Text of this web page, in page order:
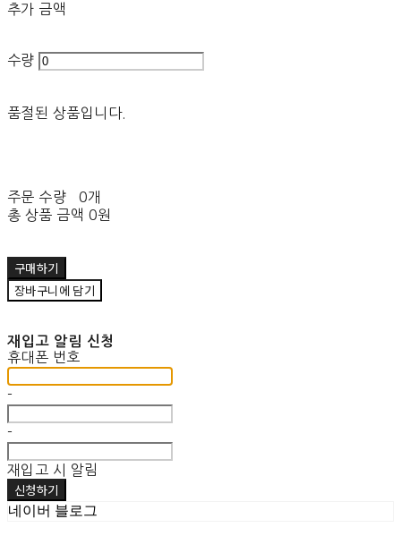
추가 금액
수량
품절된 상품입니다.
주문 수량
0개
총 상품 금액 0원
구매하기
장바구니에 담기
재입고 알림 신청
휴대폰 번호
-
-
재입고 시 알림
신청하기
네이버 블로그